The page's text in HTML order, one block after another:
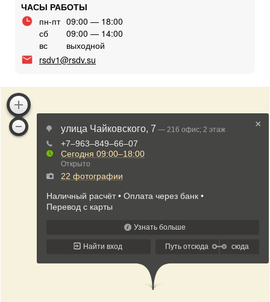
ЧАСЫ РАБОТЫ
пн-пт 09:00 — 18:00
сб
09:00 — 14:00
вс
выходной
rsdv1@rsdv.su